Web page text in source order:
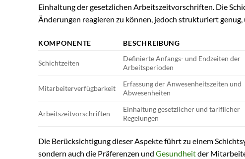
Einhaltung der gesetzlichen Arbeitszeitvorschriften. Die
Änderungen reagieren zu können, jedoch strukturiert
KOMPONENTE BESCHREIBUNG
Schichtzeiten
Definierte Anfangs- und Endzeiten der
Arbeitsperioden
Mitarbeiterverfügbarkeit
Erfassung der Anwesenheitszeiten und
Abwesenheiten
Arbeitszeitvorschriften
Einhaltung gesetzlicher und tariflicher
Regelungen
Die Berücksichtigung dieser Aspekte führt zu einem
sondern auch die Präferenzen und Gesundheitder